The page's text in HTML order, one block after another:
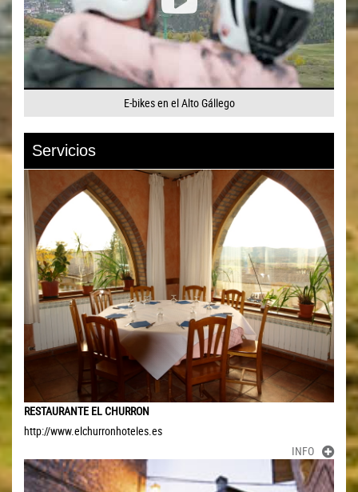
E-bikes en el Alto Gállego
Servicios
RESTAURANTE EL CHURRON
http://www.elchurronhoteles.es
INFO